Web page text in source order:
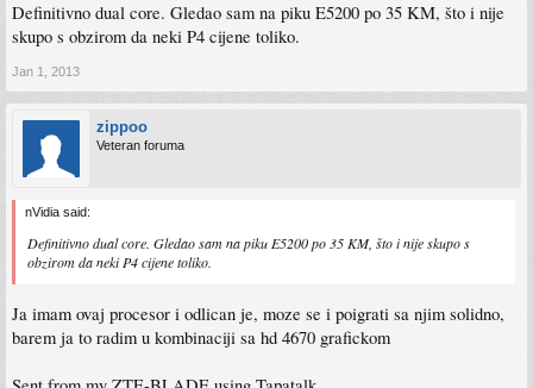
Definitivno dual core. Gledao sam na piku E5200 po 35 KM, što i nije
skupo s obzirom da neki P4 cijene toliko.
Jan 1, 2013
zippoo
Veteran foruma
nVidia said:
Definitivno dual core. Gledao sam na piku E5200 po 35 KM, što i nije skupo s
obzirom da neki P4 cijene toliko.
Ja imam ovaj procesor i odlican je, moze se i poigrati sa njim solidno,
barem ja to radim u kombinaciji sa hd 4670 grafickom